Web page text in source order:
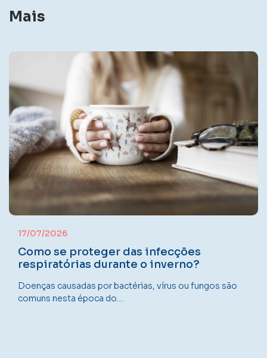
Mais
17/07/2026
Como se proteger das infecções
respiratórias durante o inverno?
Doenças causadas por bactérias, vírus ou fungos são
comuns nesta época do…